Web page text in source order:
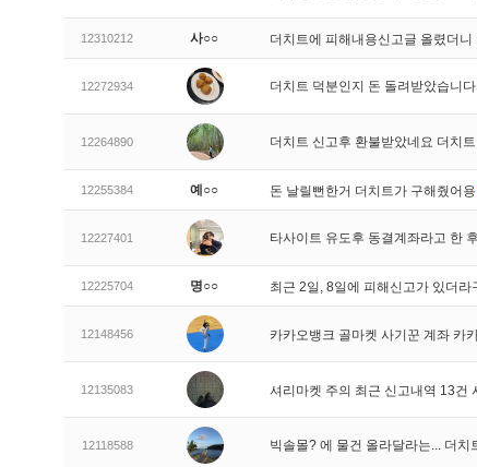
12310212 사○○ 더치트에 피해내용신고글 올렸더니
12272934 더치트 덕분인지 돈 돌려받았습니
12264890 더치트 신고후 환불받았네요 더치
12255384 예○○ 돈 날릴뻔한거 더치트가 구해줬어용
12227401 타사이트 유도후 동결계좌라고 한
12225704 명○○ 최근 2일, 8일에 피해신고가 있더
12148456 카카오뱅크 골마켓 사기꾼 계좌 카
12135083 셔리마켓 주의 최근 신고내역 13건
12118588 빅솔몰? 에 물건 올라달라는... 더치